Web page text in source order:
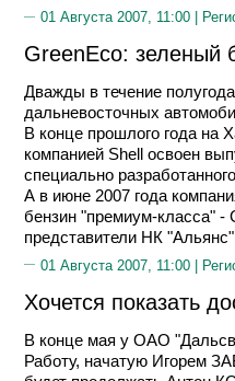
01 Августа 2007, 11:00 |
GreenEco: зеленый
Дважды в течение
дальневосточных
В конце прошлого года на
компанией Shell освоен
специально
А в июне 2007 года
бензин "премиум-класса" -
представители НК
01 Августа 2007, 11:00 |
Хочется показать
В конце мая у ОАО
Работу, начатую